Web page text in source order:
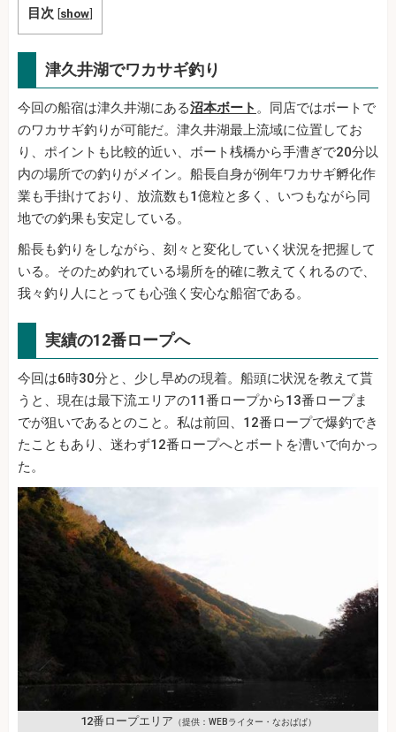
目次 [show]
津久井湖でワカサギ釣り
今回の船宿は津久井湖にある沼本ボート 。同店ではボートで
のワカサギ釣りが可能だ。津久井湖最上流域に位置してお
り、ポイントも比較的近い、ボート桟橋から手漕ぎで20分以
内の場所での釣りがメイン。船長自身が例年ワカサギ孵化作
業も手掛けており、放流数も1億粒と多く、いつもながら同
地での釣果も安定している。
船長も釣りをしながら、刻々と変化していく状況を把握して
いる。そのため釣れている場所を的確に教えてくれるので、
我々釣り人にとっても心強く安心な船宿である。
実績の12番ロープへ
今回は6時30分と、少し早めの現着。船頭に状況を教えて貰
うと、現在は最下流エリアの11番ロープから13番ロープま
でが狙いであるとのこと。私は前回、12番ロープで爆釣でき
たこともあり、迷わず12番ロープへとボートを漕いで向かっ
た。
12番ロープエリア （提供：WEBライター・なおぱぱ）